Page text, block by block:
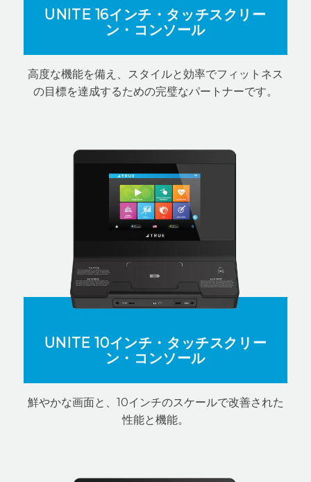
UNITE 16インチ・タッチスクリー
ン・コンソール
高度な機能を備え、スタイルと効率でフィットネス
の目標を達成するための完璧なパートナーです。
UNITE 10インチ・タッチスクリー
ン・コンソール
鮮やかな画面と、10インチのスケールで改善された
性能と機能。